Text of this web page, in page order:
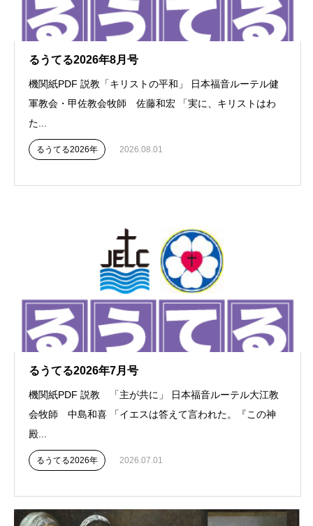
るうてる2026年8月号
機関紙PDF 説教「キリストの平和」 日本福音ルーテル健
軍教会・甲佐教会牧師 佐藤和宏 「実に、キリストはわ
た...
るうてる2026年 2026.08.01
るうてる2026年7月号
機関紙PDF 説教 「主が共に」 日本福音ルーテル大江教
会牧師 中島和喜 「イエスは答えて言われた。『この神
殿...
るうてる2026年 2026.07.01